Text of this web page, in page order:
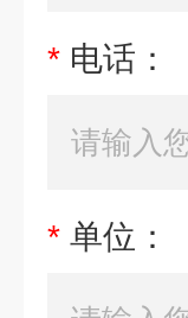
* 电话：
* 单位：